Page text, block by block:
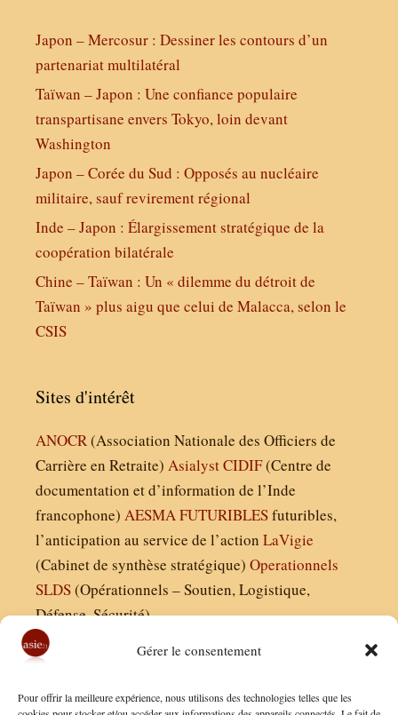
Gérer le consentement
Pour offrir la meilleure expérience, nous utilisons des technologies telles que les
Japon – Mercosur : Dessiner les contours d’un
partenariat multilatéral
Taïwan – Japon : Une confiance populaire
transpartisane envers Tokyo, loin devant
Washington
Japon – Corée du Sud : Opposés au nucléaire
militaire, sauf revirement régional
Inde – Japon : Élargissement stratégique de la
coopération bilatérale
Chine – Taïwan : Un « dilemme du détroit de
Taïwan » plus aigu que celui de Malacca, selon le
CSIS
Sites d'intérêt
ANOCR(Association Nationale des Officiers de
Carrière en Retraite) AsialystCIDIF(Centre de
documentation et d’information de l’Inde
francophone) AESMAFUTURIBLESfuturibles,
l’anticipation au service de l’action LaVigie
(Cabinet de synthèse stratégique) Operationnels
SLDS(Opérationnels – Soutien, Logistique,
Défense, Sécurité)
Finaldées EURL